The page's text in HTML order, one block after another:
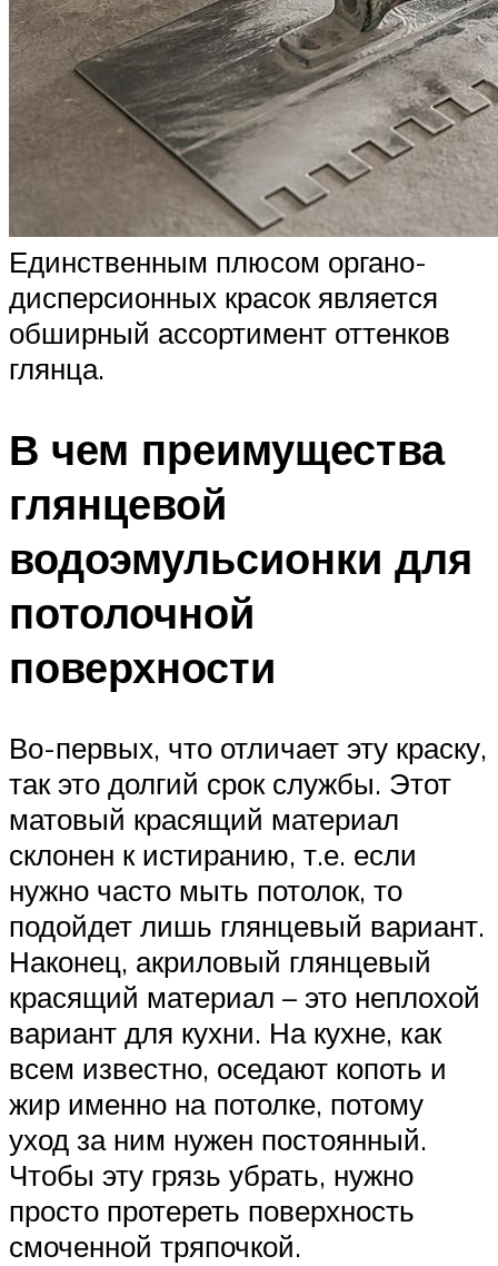
Единственным плюсом органо-
дисперсионных красок является
обширный ассортимент оттенков
глянца.
В чем преимущества
глянцевой
водоэмульсионки для
потолочной
поверхности
Во-первых, что отличает эту краску,
так это долгий срок службы. Этот
матовый красящий материал
склонен к истиранию, т.е. если
нужно часто мыть потолок, то
подойдет лишь глянцевый вариант.
Наконец, акриловый глянцевый
красящий материал – это неплохой
вариант для кухни. На кухне, как
всем известно, оседают копоть и
жир именно на потолке, потому
уход за ним нужен постоянный.
Чтобы эту грязь убрать, нужно
просто протереть поверхность
смоченной тряпочкой.